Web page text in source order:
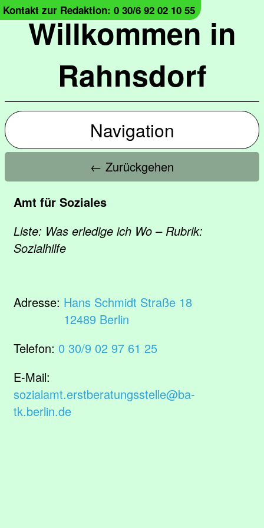
Willkommen in
Rahnsdorf
Kontakt zur Redaktion: 0 30/6 92 02 10 55
Navigation
← Zurückgehen
Amt für Soziales
Liste: Was erledige ich Wo – Rubrik:
Sozialhilfe
Adresse: Hans Schmidt Straße 18
12489 Berlin
Telefon: 0 30/9 02 97 61 25
E-Mail:
sozialamt.erstberatungsstelle@ba-
tk.berlin.de